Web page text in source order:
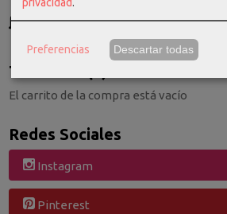
Tu Carrito (0)
El carrito de la compra está vacío
Redes Sociales
Instagram
Pinterest
Preferencias Descartar todas